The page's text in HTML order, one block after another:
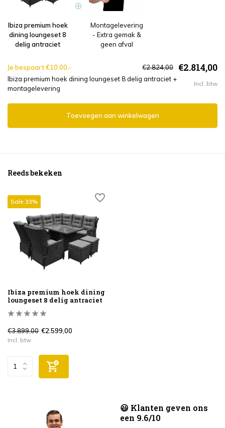
Ibiza premium hoek
dining loungeset 8
delig antraciet
Montagelevering
- Extra gemak &
geen afval
Je bespaart €10.00,- €2.824,00 €2.814,00
Ibiza premium hoek dining loungeset 8 delig antraciet +
montagelevering
Incl. btw
Toevoegen aan winkelwagen
Reeds bekeken
Sale 33%
Ibiza premium hoek dining
loungeset 8 delig antraciet
€3.899,00 €2.599,00
Incl. btw
😃 Klanten geven ons
een 9.6/10